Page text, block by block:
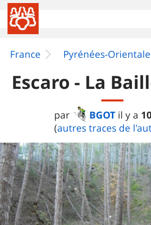
France Pyrénées-
Escaro - La
par BGOT il y a
(autres traces de